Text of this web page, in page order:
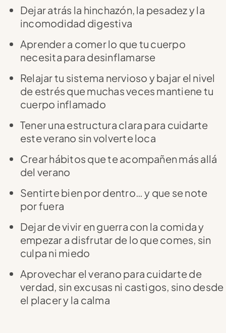
Dejar atrás la hinchazón, la pesadez y la
incomodidad digestiva
Aprender a comer lo que tu cuerpo
necesita para desinflamarse
Relajar tu sistema nervioso y bajar el nivel
de estrés que muchas veces mantiene tu
cuerpo inflamado
Tener una estructura clara para cuidarte
este verano sin volverte loca
Crear hábitos que te acompañen más allá
del verano
Sentirte bien por dentro… y que se note
por fuera
Dejar de vivir en guerra con la comida y
empezar a disfrutar de lo que comes, sin
culpa ni miedo
Aprovechar el verano para cuidarte de
verdad, sin excusas ni castigos, sino desde
el placer y la calma